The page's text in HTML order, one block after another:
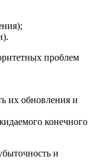
проблем
их обновления и
конечного
и